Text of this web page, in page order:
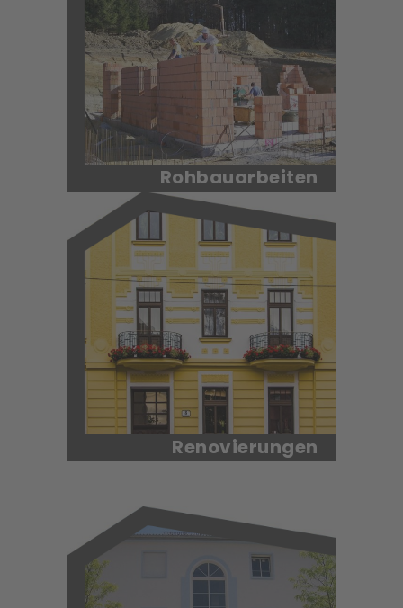
Rohbauarbeiten
Der Bau eines Eigenheimes
gehört zu den wichtigsten
Entscheidungen Ihres Lebens.
Mehr erfahren
Renovierungen
über unsere Lebensqualität.
Mehr erfahren